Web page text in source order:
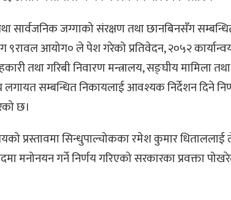
सार्वजनिक जग्गाको संरक्षण तथा छानबिनसँग
९रावल आयोग० ले पेश गरेको प्रतिवेदन, २०५२
तथा गरिबी निवारण मन्त्रालय, सङ्घीय मामिला
लगायत सम्बन्धित निकायलाई आवश्यक निर्देशन दिने
छ।
प्रस्तावमा सिन्धुपाल्चोकका रमेश कुमार
मनोनयन गर्ने निर्णय गरिएको सरकारका प्रवक्ता